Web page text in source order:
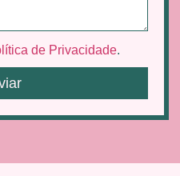
de Privacidade.